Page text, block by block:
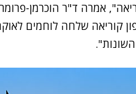
אמרה ד"ר הוכרמן-
קוריאה שלחה לוחמים